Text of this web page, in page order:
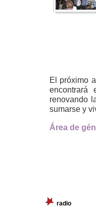
El próximo
encontrará
renovando
sumarse y
Área de
radio